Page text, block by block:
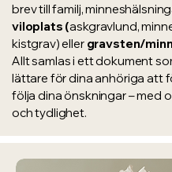
brev till familj,
viloplats (askgravlund,
kistgrav) eller gravsten/
Allt samlas i ett dokument
lättare för dina anhöriga att
följa dina önskningar – med
och tydlighet.